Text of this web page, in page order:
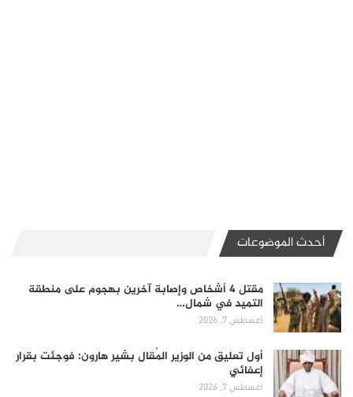
أحدث الموضوعات
مقتل 4 أشخاص وإصابة آخرين بهجوم على منطقة
التميد في شمال…
أغسطس 7, 2026
أول تعليق من الوزير المُقال بشير هارون: فوجئت بقرار
إعفائي
أغسطس 7, 2026